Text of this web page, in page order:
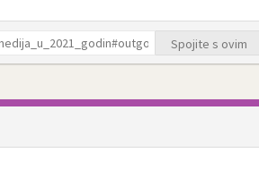
Spojite s ovim